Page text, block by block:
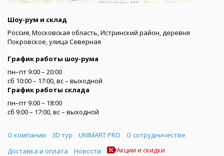
Шоу-рум и склад
Россия, Московская область, Истринский район, деревня
Покровское, улица Северная
График работы шоу-рума
пн–пт 9:00 – 20:00
сб 10:00 – 17:00, вс – выходной
График работы склада
пн–пт 9:00 – 18:00
сб 9:00 – 17:00, вс – выходной
Меню
О компании 3D тур UNIMART PRO
О сотрудничестве
Доставка и оплата
Новости Акции и скидки